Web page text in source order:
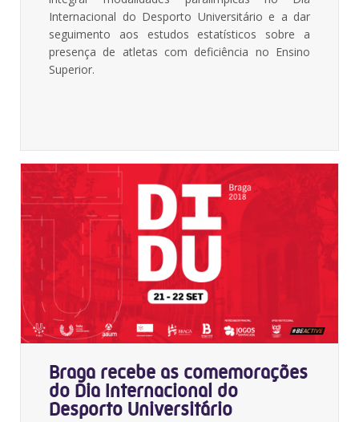
Internacional do Desporto Universitário e a dar
seguimento aos estudos estatísticos sobre a
presença de atletas com deficiência no Ensino
Superior.
Braga recebe as comemorações
do Dia Internacional do
Desporto Universitário